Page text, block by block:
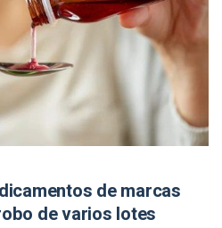
de marcas
de varios lotes